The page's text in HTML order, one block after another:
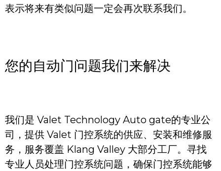
表示将来有类似问题一定会再次联系我们。
您的自动门问题我们来解决
我们是 Valet Technology Auto gate的专业公
司，提供 Valet 门控系统的供应、安装和维修服
务，服务覆盖 Klang Valley 大部分工厂。寻找
专业人员处理门控系统问题，确保门控系统能够